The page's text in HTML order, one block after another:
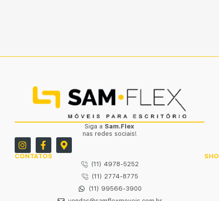
Siga a Sam.Flex
nas redes sociais!
CONTATOS
(11) 4978-5252
(11) 2774-8775
(11) 99566-3900